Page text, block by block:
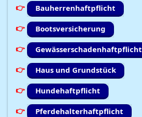
Bauherrenhaftpflicht
Bootsversicherung
Gewässerschadenhaftpflicht
Haus und Grundstück
Hundehaftpflicht
Pferdehalterhaftpflicht